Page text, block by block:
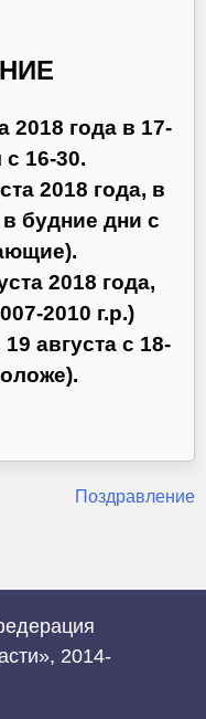
2018 года в 17-
с 16-30.
2018 года, в
будние дни с
2018 года,
2010 г.р.)
августа с 18-
Поздравление
2014-